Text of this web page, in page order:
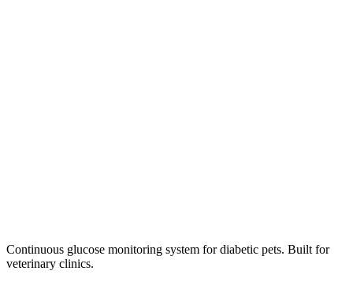
Continuous glucose monitoring system for diabetic pets. Built for
veterinary clinics.